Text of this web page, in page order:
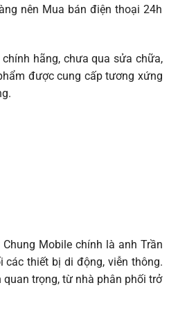
nên Mua bán điện thoại 24h
hãng, chưa qua sửa chữa,
được cung cấp tương xứng
Mobile chính là anh Trần
thiết bị di động, viễn thông.
trọng, từ nhà phân phối trở